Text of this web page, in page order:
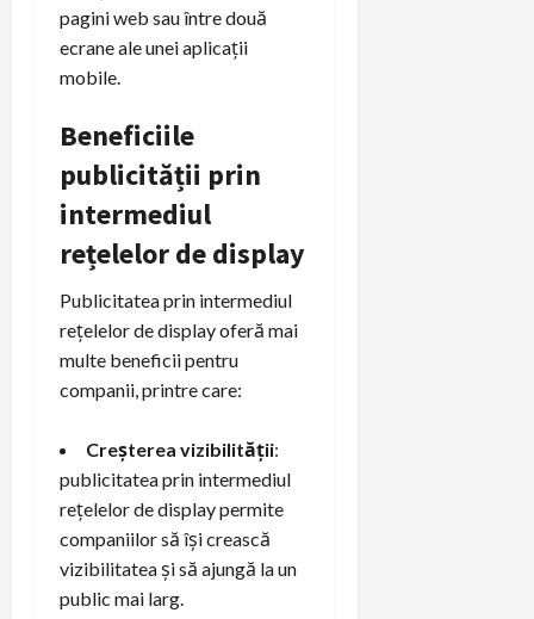
pagini web sau între două
ecrane ale unei aplicații
mobile.
Beneficiile
publicității prin
intermediul
rețelelor de display
Publicitatea prin intermediul
rețelelor de display oferă mai
multe beneficii pentru
companii, printre care:
Creșterea vizibilității:
publicitatea prin intermediul
rețelelor de display permite
companiilor să își crească
vizibilitatea și să ajungă la un
public mai larg.